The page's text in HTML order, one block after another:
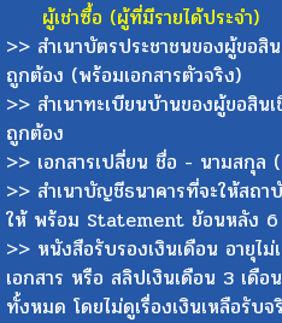
ผู้เช่าซื้อ (ผู้ที่มีรายได้ประจำ)
>> สำเนาบัตรประชาชนของผู้ขอสิน
ถูกต้อง (พร้อมเอกสารตัวจริง)
>> สำเนาทะเบียนบ้านของผู้ขอสินเ
ถูกต้อง
>> เอกสารเปลี่ยน ชื่อ - นามสกุล
>> สำเนาบัญชีธนาคารที่จะให้สถา
ให้ พร้อม Statement ย้อนหลัง 6
>> หนังสือรับรองเงินเดือน อายุ
เอกสาร หรือ สลิปเงินเดือน 3 เดื
ทั้งหมด โดยไม่ดูเรื่องเงินเหลือรับจ